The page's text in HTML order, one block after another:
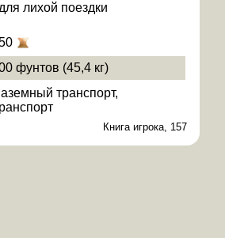
лихой поездки
фунтов (45,4 кг)
транспорт
Книга игрока, 157